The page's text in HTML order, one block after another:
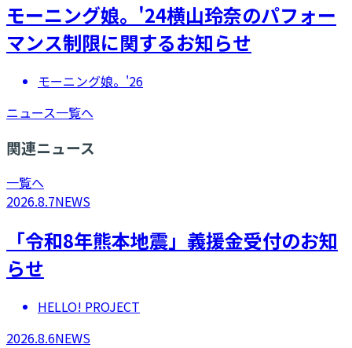
​モーニング娘。'24横山玲奈のパフォー
マンス制限に関するお知らせ
モーニング娘。'26
ニュース一覧へ
関連ニュース
一覧へ
2026.8.7NEWS
「令和8年熊本地震」義援金受付のお知
らせ
HELLO! PROJECT
2026.8.6NEWS